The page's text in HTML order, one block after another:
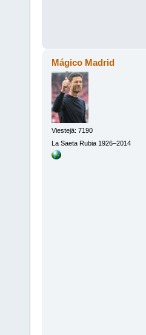
Mágico Madrid
Viestejä: 7190
La Saeta Rubia 1926–2014